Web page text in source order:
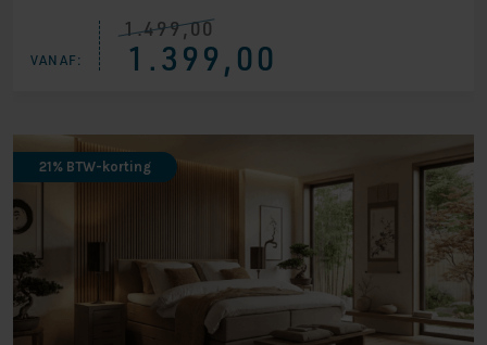
VANAF:
1.499,00
Oorspronkelijke
prijs
was:
1.399,00
Huidige
prijs
21% BTW-korting